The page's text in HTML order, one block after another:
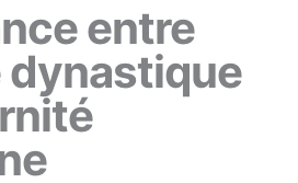
entre
dynastique